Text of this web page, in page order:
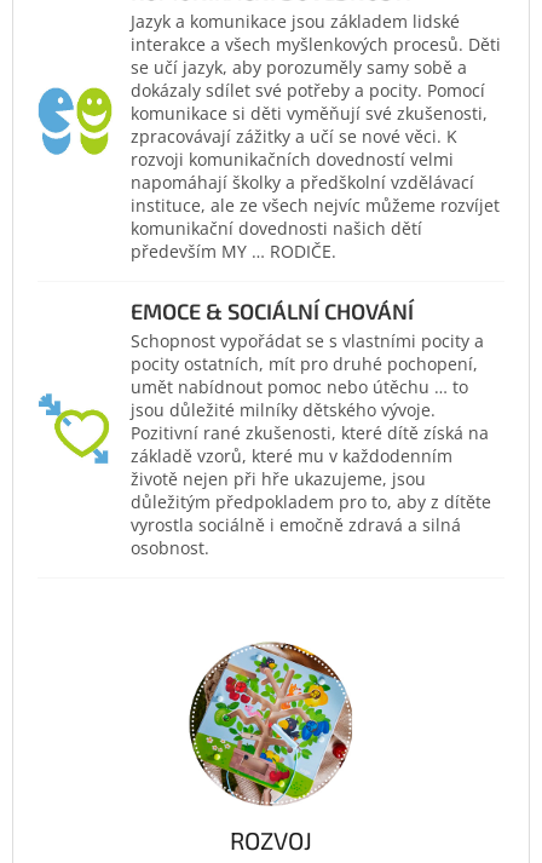
Jazyk a komunikace jsou základem lidské
interakce a všech myšlenkových procesů. Děti
se učí jazyk, aby porozuměly samy sobě a
dokázaly sdílet své potřeby a pocity. Pomocí
komunikace si děti vyměňují své zkušenosti,
zpracovávají zážitky a učí se nové věci. K
rozvoji komunikačních dovedností velmi
napomáhají školky a předškolní vzdělávací
instituce, ale ze všech nejvíc můžeme rozvíjet
komunikační dovednosti našich dětí
především MY … RODIČE.
EMOCE & SOCIÁLNÍ CHOVÁNÍ
Schopnost vypořádat se s vlastními pocity a
pocity ostatních, mít pro druhé pochopení,
umět nabídnout pomoc nebo útěchu … to
jsou důležité milníky dětského vývoje.
Pozitivní rané zkušenosti, které dítě získá na
základě vzorů, které mu v každodenním
životě nejen při hře ukazujeme, jsou
důležitým předpokladem pro to, aby z dítěte
vyrostla sociálně i emočně zdravá a silná
osobnost.
ROZVOJ